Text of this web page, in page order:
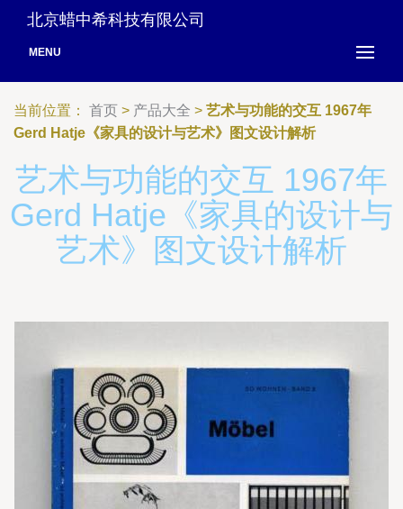
北京蜡中希科技有限公司
MENU
当前位置： 首页 > 产品大全 > 艺术与功能的交互 1967年
Gerd Hatje《家具的设计与艺术》图文设计解析
艺术与功能的交互 1967年
Gerd Hatje《家具的设计与
艺术》图文设计解析